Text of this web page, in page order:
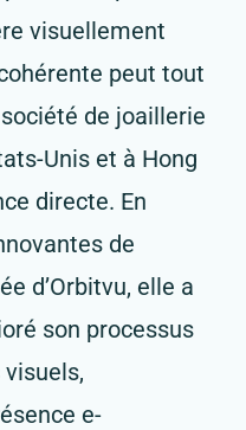
visuellement
peut tout
de joaillerie
Unis et à Hong
directe. En
de
d’Orbitvu, elle a
son processus
e-